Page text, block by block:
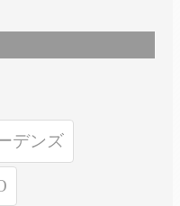
デンズ